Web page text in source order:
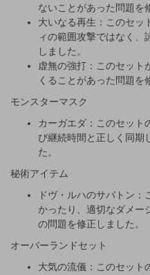
ないことがあった問題を
大いなる再生：このセッ
ィの範囲攻撃ではなく、
しました。
虚無の強打：このセット
くることがあった問題を
モンスターマスク
カーガエダ：このセット
び継続時間と正しく同期
た。
秘術アイテム
ドヴ・ルハのサバトン
かったり、適切なダメー
の問題を修正しました。
オーバーランドセット
大気の流儀：このセット